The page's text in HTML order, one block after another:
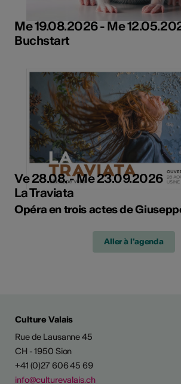
Me 19.08.2026 - Me
Buchstart
Ve 28.08. - Me 23.09.2026
La Traviata
Opéra en trois actes de
Aller à l'agenda
Culture Valais
Rue de Lausanne 45
CH - 1950 Sion
+41 (0)27 606 45 69
info@culturevalais.ch